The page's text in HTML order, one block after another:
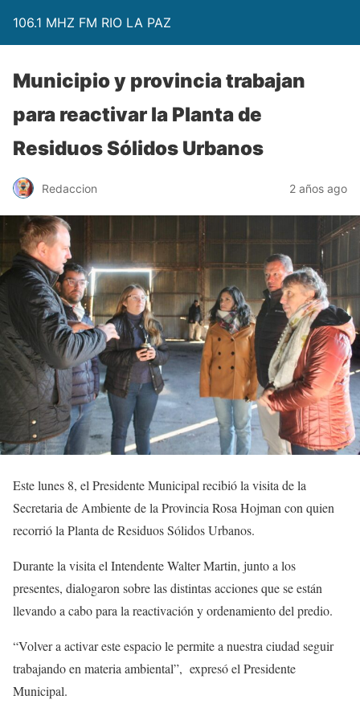
106.1 MHZ FM RIO LA PAZ
Municipio y provincia trabajan
para reactivar la Planta de
Residuos Sólidos Urbanos
Redaccion 2 años ago
Este lunes 8, el Presidente Municipal recibió la visita de la
Secretaria de Ambiente de la Provincia Rosa Hojman con quien
recorrió la Planta de Residuos Sólidos Urbanos.
Durante la visita el Intendente Walter Martin, junto a los
presentes, dialogaron sobre las distintas acciones que se están
llevando a cabo para la reactivación y ordenamiento del predio.
“Volver a activar este espacio le permite a nuestra ciudad seguir
trabajando en materia ambiental”, expresó el Presidente
Municipal.